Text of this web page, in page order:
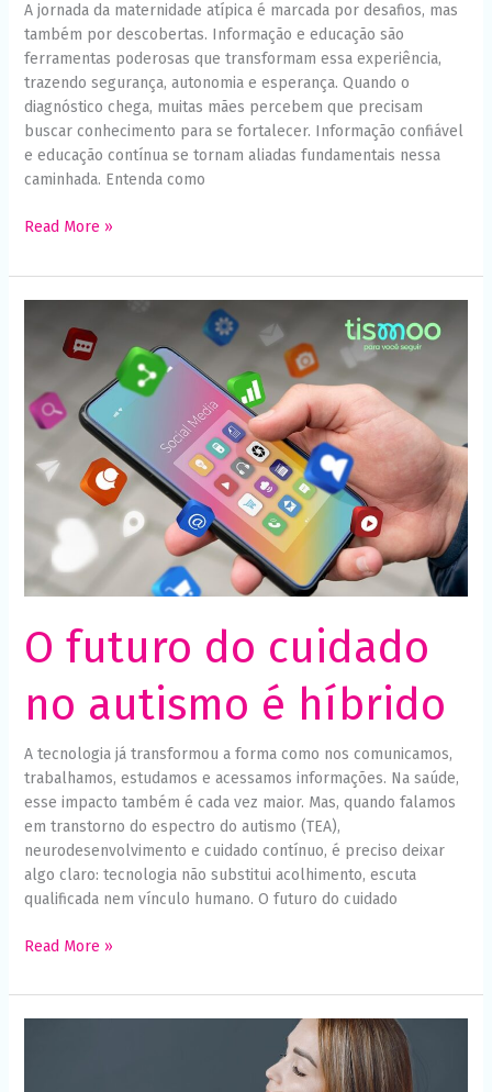
A jornada da maternidade atípica é marcada por desafios, mas
também por descobertas. Informação e educação são
ferramentas poderosas que transformam essa experiência,
trazendo segurança, autonomia e esperança. Quando o
diagnóstico chega, muitas mães percebem que precisam
buscar conhecimento para se fortalecer. Informação confiável
e educação contínua se tornam aliadas fundamentais nessa
caminhada. Entenda como
Read More »
O futuro do cuidado
no autismo é híbrido
A tecnologia já transformou a forma como nos comunicamos,
trabalhamos, estudamos e acessamos informações. Na saúde,
esse impacto também é cada vez maior. Mas, quando falamos
em transtorno do espectro do autismo (TEA),
neurodesenvolvimento e cuidado contínuo, é preciso deixar
algo claro: tecnologia não substitui acolhimento, escuta
qualificada nem vínculo humano. O futuro do cuidado
futuro
no
autismo
híbrido
Read More »